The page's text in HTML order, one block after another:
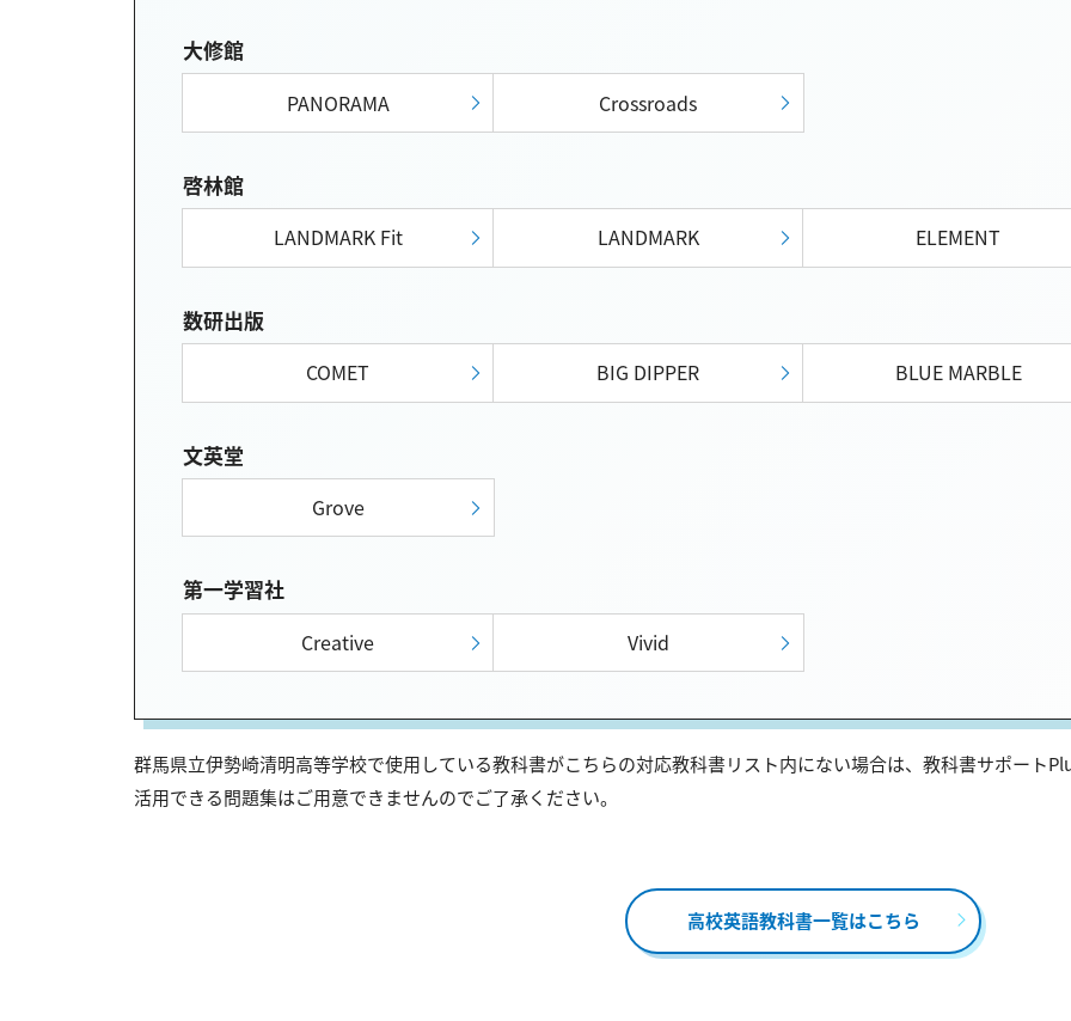
大修館
PANORAMA Crossroads
啓林館
LANDMARK Fit LANDMARK ELEMENT
数研出版
COMET BIG DIPPER BLUE MARBLE
文英堂
Grove
第一学習社
Creative Vivid
群馬県立伊勢崎清明高等学校で使用している教科書がこちらの対応教科書リスト内にない場合は、教科書サポート
活用できる問題集はご用意できませんのでご了承ください。
高校英語教科書一覧はこちら